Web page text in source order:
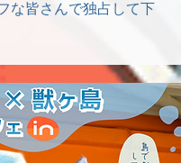
な皆さんで独占して下